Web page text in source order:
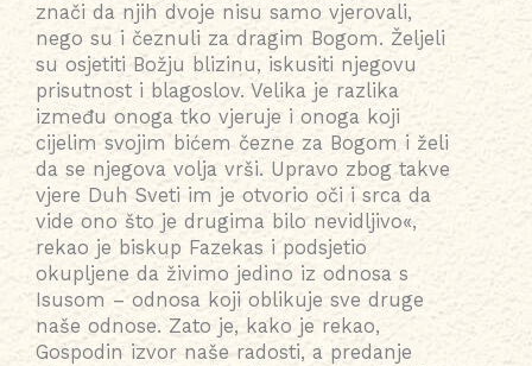
znači da njih dvoje nisu samo vjerovali,
nego su i čeznuli za dragim Bogom. Željeli
su osjetiti Božju blizinu, iskusiti njegovu
prisutnost i blagoslov. Velika je razlika
između onoga tko vjeruje i onoga koji
cijelim svojim bićem čezne za Bogom i želi
da se njegova volja vrši. Upravo zbog takve
vjere Duh Sveti im je otvorio oči i srca da
vide ono što je drugima bilo nevidljivo«,
rekao je biskup Fazekas i podsjetio
okupljene da živimo jedino iz odnosa s
Isusom – odnosa koji oblikuje sve druge
naše odnose. Zato je, kako je rekao,
Gospodin izvor naše radosti, a predanje